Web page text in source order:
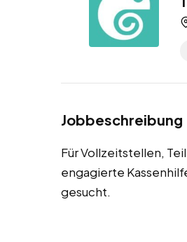
Jobbeschreibung
Für Vollzeitstellen,
engagierte
gesucht.